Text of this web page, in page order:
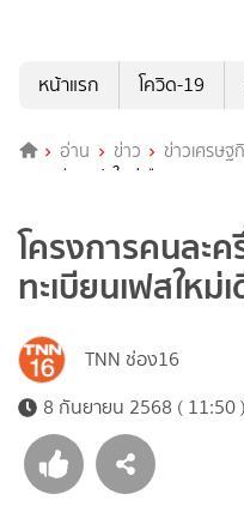
หน้าแรก
โควิด-19
อ่าน ข่าว ข่าวเศรษฐ
ลงทะเบียนเฟสใหม่เดือนตุลาคม
โครงการคนละ
ทะเบียนเฟสให
TNN ช่อง16
8 กันยายน 2568 ( 11:50 )